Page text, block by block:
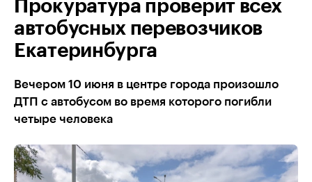
Прокуратура проверит всех
автобусных перевозчиков
Екатеринбурга
Вечером 10 июня в центре города произошло
ДТП с автобусом во время которого погибли
четыре человека